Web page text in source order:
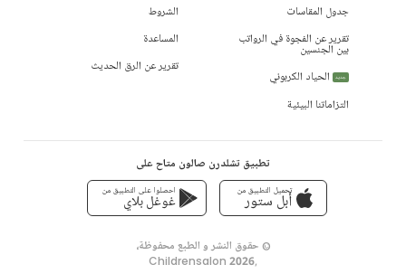
جدول المقاسات
تقرير عن الفجوة في الرواتب
بين الجنسين
جديد
الحياد الكربوني
التزاماتنا البيئية
الشروط
المساعدة
تقرير عن الرق الحديث
تطبيق تشلدرن صالون متاح على
تحميل التطبيق من
أبل ستور
احصلوا على التطبيق من
غوغل بلاي
© حقوق النشر و الطبع محفوظة،
,
Childrensalon 2026